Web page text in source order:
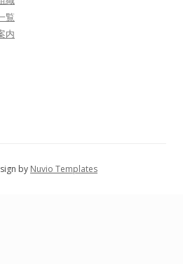
覧
内
by Nuvio Templates